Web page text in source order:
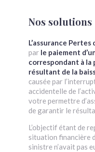
Nos solutions
L’assurance
par le paiement
correspondant à la
résultant de la
causée par
accidentelle de
votre permettre
de garantir le
L’objectif étant de
situation financière
sinistre n’avait pas